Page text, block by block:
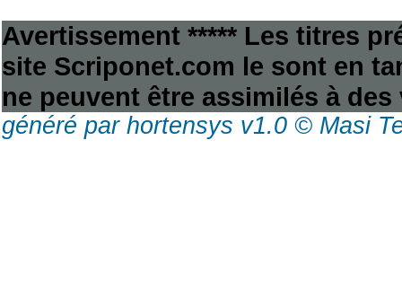
Avertissement ***** Les titres
site Scriponet.com le sont en
ne peuvent être assimilés à
généré par hortensys v1.0 © Masi